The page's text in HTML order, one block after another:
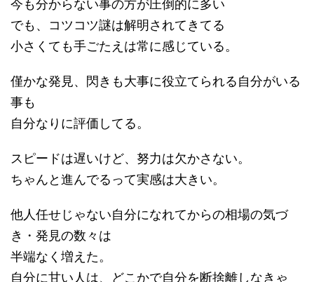
今も分からない事の方が圧倒的に多い
でも、コツコツ謎は解明されてきてる
小さくても手ごたえは常に感じている。
僅かな発見、閃きも大事に役立てられる自分がいる
事も
自分なりに評価してる。
スピードは遅いけど、努力は欠かさない。
ちゃんと進んでるって実感は大きい。
他人任せじゃない自分になれてからの相場の気づ
き・発見の数々は
半端なく増えた。
自分に甘い人は、どこかで自分を断捨離しなきゃ